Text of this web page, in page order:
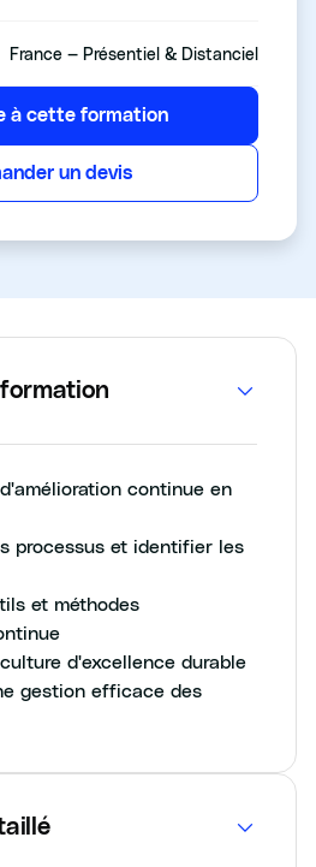
France — Présentiel & Distanciel
à cette formation
un devis
continue en
processus et identifier les
et méthodes
d'excellence durable
gestion efficace des